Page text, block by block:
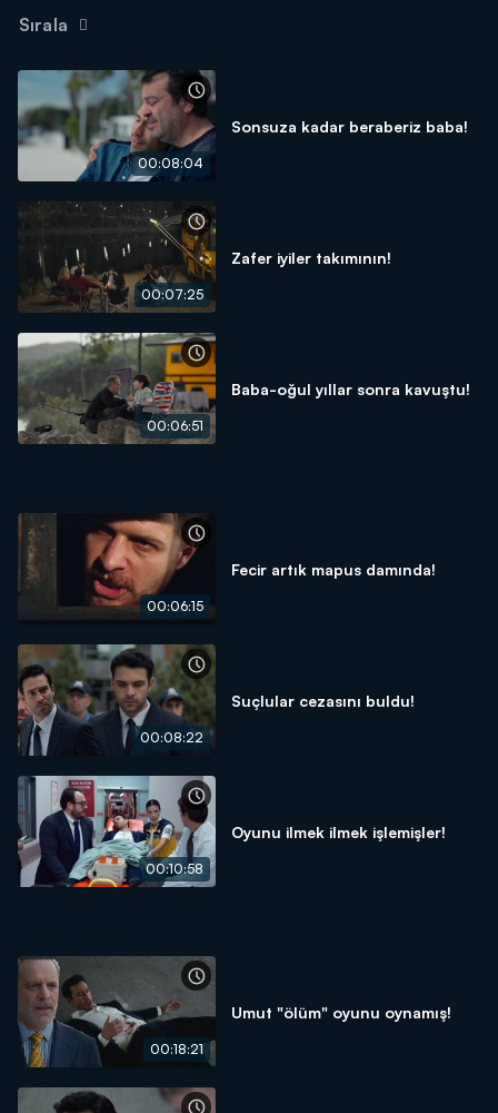
Sırala
00:08:04
Sonsuza kadar beraberiz baba!
00:07:25
Zafer iyiler takımının!
00:06:51
Baba-oğul yıllar sonra kavuştu!
00:06:15
Fecir artık mapus damında!
00:08:22
Suçlular cezasını buldu!
00:10:58
Oyunu ilmek ilmek işlemişler!
00:18:21
Umut "ölüm" oyunu oynamış!